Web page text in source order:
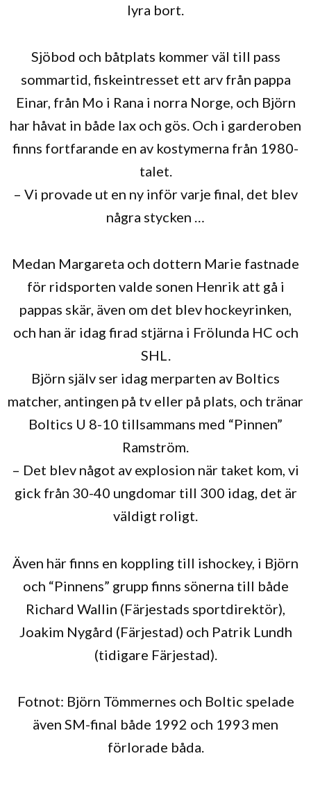
lyra bort.
Sjöbod och båtplats kommer väl till pass
sommartid, fiskeintresset ett arv från pappa
Einar, från Mo i Rana i norra Norge, och Björn
har håvat in både lax och gös. Och i garderoben
finns fortfarande en av kostymerna från 1980-
talet.
– Vi provade ut en ny inför varje final, det blev
några stycken …
Medan Margareta och dottern Marie fastnade
för ridsporten valde sonen Henrik att gå i
pappas skär, även om det blev hockeyrinken,
och han är idag firad stjärna i Frölunda HC och
SHL.
Björn själv ser idag merparten av Boltics
matcher, antingen på tv eller på plats, och tränar
Boltics U 8-10 tillsammans med “Pinnen”
Ramström.
– Det blev något av explosion när taket kom, vi
gick från 30-40 ungdomar till 300 idag, det är
väldigt roligt.
Även här finns en koppling till ishockey, i Björn
och “Pinnens” grupp finns sönerna till både
Richard Wallin (Färjestads sportdirektör),
Joakim Nygård (Färjestad) och Patrik Lundh
(tidigare Färjestad).
Fotnot: Björn Tömmernes och Boltic spelade
även SM-final både 1992 och 1993 men
förlorade båda.